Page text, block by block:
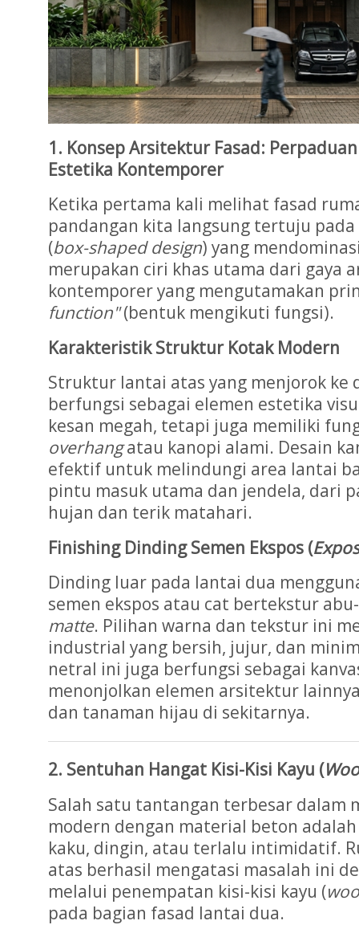
1. Konsep Arsitektur Fasad:
Estetika Kontemporer
Ketika pertama kali melihat fasad
pandangan kita langsung tertuju
(box-shaped design) yang
merupakan ciri khas utama dari gaya
kontemporer yang mengutamakan
function"(bentuk mengikuti fungsi).
Karakteristik Struktur Kotak Modern
Struktur lantai atas yang menjorok ke
berfungsi sebagai elemen estetika
kesan megah, tetapi juga memiliki
overhangatau kanopi alami. Desain
efektif untuk melindungi area lantai
pintu masuk utama dan jendela, dari
hujan dan terik matahari.
Finishing Dinding Semen Ekspos (
Dinding luar pada lantai dua
semen ekspos atau cat bertekstur
matte. Pilihan warna dan tekstur ini
industrial yang bersih, jujur, dan
netral ini juga berfungsi sebagai
menonjolkan elemen arsitektur
dan tanaman hijau di sekitarnya.
2. Sentuhan Hangat Kisi-Kisi Kayu (
Salah satu tantangan terbesar dalam
modern dengan material beton
kaku, dingin, atau terlalu intimidatif.
atas berhasil mengatasi masalah ini
melalui penempatan kisi-kisi kayu (
pada bagian fasad lantai dua.